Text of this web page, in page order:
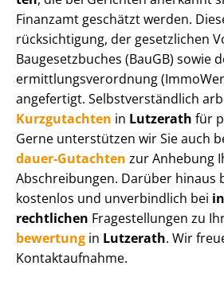
Finanzamt geschätzt werden.
rück­sich­ti­gung, der gesetzlichen
Baugesetzbuches (BauGB)
ermitt­lungs­ver­ord­nung
angefertigt. Selbst­ver­ständ­lich
Kurzgutachten in Lutzerath für
Gerne unterstützen wir Sie auch
dau­er-Gutachten zur Anhebung
Abschreibungen. Darüber hinaus
kostenlos und unverbindlich bei
rechtlichen Fragestellungen zu
be­wer­tung in Lutzerath. Wir
Kontaktaufnahme.